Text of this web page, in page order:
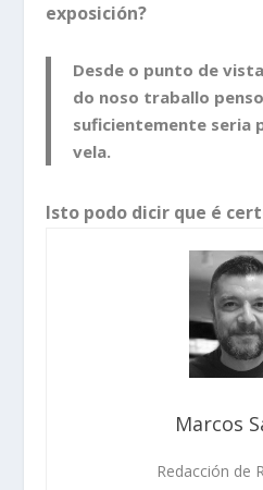
exposición?
Desde o punto de
do noso traballo
suficientemente seria
vela.
Isto podo dicir que é
Marcos
Redacción de